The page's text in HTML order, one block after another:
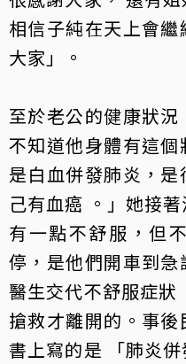
相信子純在天上會
大家」。
至於老公的健康狀
不知道他身體有這
是白血併發肺炎，
己有血癌 。」她接
有一點不舒服，但
停，是他們開車到
醫生交代不舒服症狀
搶救才離開的。事
書上寫的是 「肺炎